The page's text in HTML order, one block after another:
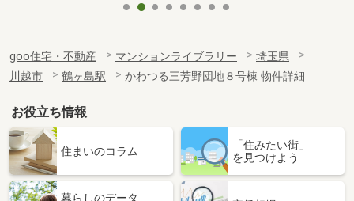
goo住宅・不動産 マンションライブラリー
埼玉県
川越市
鶴ヶ島駅 かわつる三芳野団地８号棟 物件詳細
お役立ち情報
住まいのコラム
「住みたい街」
を見つけよう
暮らしのデータ